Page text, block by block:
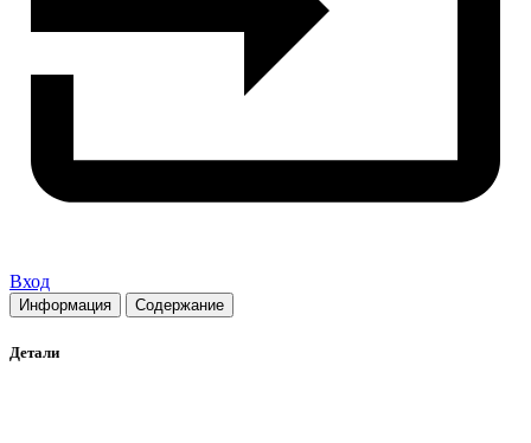
Вход
Информация Содержание
Детали